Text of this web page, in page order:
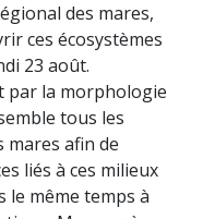
des mares,
ces écosystèmes
23 août.
par la morphologie
tous les
mares afin de
liés à ces milieux
même temps à